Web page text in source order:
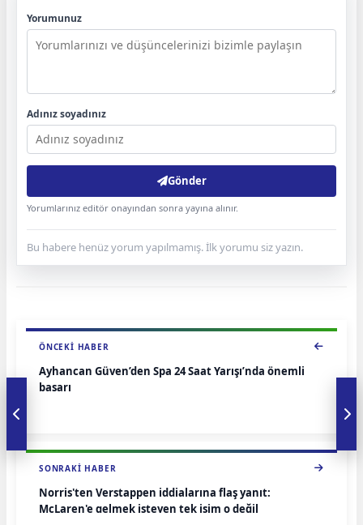
Yorumunuz
Adınız soyadınız
Gönder
Yorumlarınız editör onayından sonra yayına alınır.
Bu habere henüz yorum yapılmamış. İlk yorumu siz yazın.
ÖNCEKI HABER
Ayhancan Güven’den Spa 24 Saat Yarışı’nda önemli
başarı
SONRAKI HABER
Norris'ten Verstappen iddialarına flaş yanıt:
McLaren'e gelmek isteyen tek isim o değil